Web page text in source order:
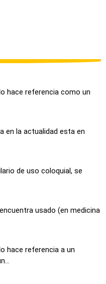
hace referencia como un
en la actualidad esta en
de uso coloquial, se
usado (en medicina
hace referencia a un